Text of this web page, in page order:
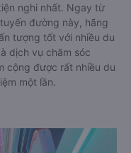
nghi nhất. Ngay từ
đường này, hãng
tượng tốt với nhiều du
dịch vụ chăm sóc
cộng được rất nhiều du
một lần.